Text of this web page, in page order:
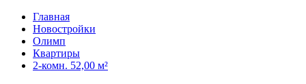
Главная
Новостройки
Олимп
Квартиры
2-комн. 52,00 м²